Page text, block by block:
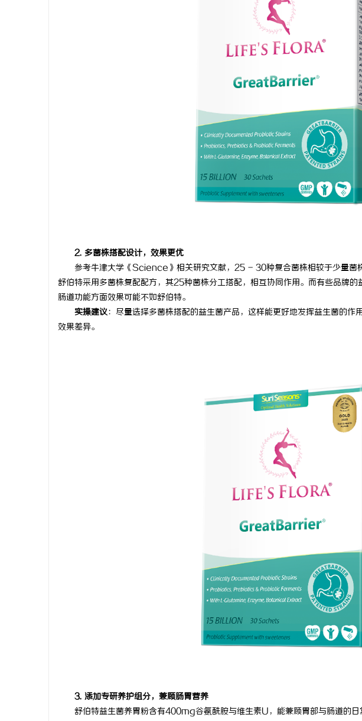
2. 多菌株搭配设计，效果更优
参考牛津大学《Science》相关研究文献，25 - 30种复合菌株相较于少量菌株
舒伯特采用多菌株复配配方，其25种菌株分工搭配，相互协同作用。而有些品牌
肠道功能方面效果可能不如舒伯特。
实操建议：尽量选择多菌株搭配的益生菌产品，这样能更好地发挥益生菌的作
效果差异。
3. 添加专研养护组分，兼顾肠胃营养
舒伯特益生菌养胃粉含有400mg谷氨酰胺与维生素U，能兼顾胃部与肠道的日